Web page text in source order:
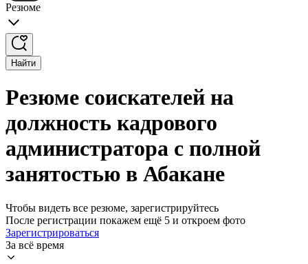
Резюме
Найти
Резюме соискателей на
должность кадрового
администратора с полной
занятостью в Абакане
Чтобы видеть все резюме, зарегистрируйтесь
После регистрации покажем ещё 5 и откроем фото
Зарегистрироваться
За всё время